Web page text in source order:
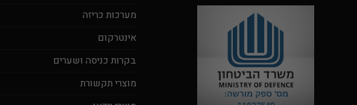
מערכות כריזה
אינטרקום
בקרות כניסה ושערים
מוצרי תקשורת